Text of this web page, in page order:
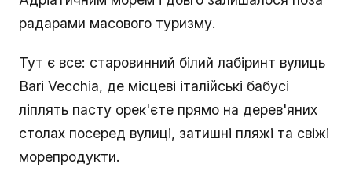
радарами масового туризму.
Тут є все: старовинний білий лабіринт вулиць
Bari Vecchia, де місцеві італійські бабусі
ліплять пасту орек'єте прямо на дерев'яних
столах посеред вулиці, затишні пляжі та свіжі
морепродукти.